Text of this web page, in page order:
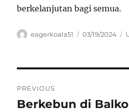
berkelanjutan bagi semua.
Author
eagerkoala51
Posted
03/19/2024
pos
PREVIOUS
Previous
Berkebun di